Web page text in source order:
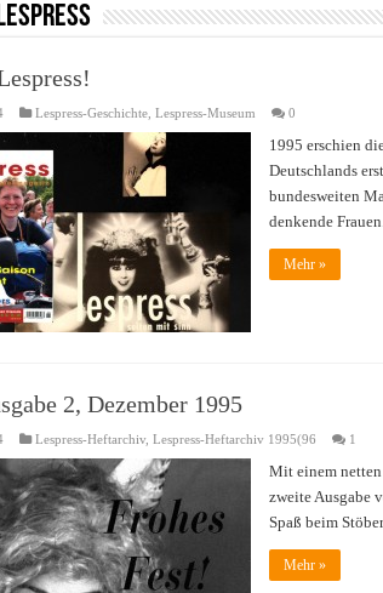
Lespress-Geschichte, Lespress-Museum 0
1995 erschien
Deutschlands
bundesweiten
denkende
Mehr »
2, Dezember 1995
Lespress-Heftarchiv, Lespress-Heftarchiv 1995(96 1
Mit einem
zweite Ausgabe
Spaß beim
Mehr »